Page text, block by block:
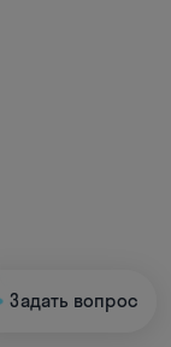
Задать вопрос